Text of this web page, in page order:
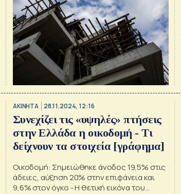
ΑΚΙΝΗΤΑ 28.11.2024, 12:16
Συνεχίζει τις «υψηλές» πτήσεις
στην Ελλάδα η οικοδομή - Τι
δείχνουν τα στοιχεία [γράφημα]
Οικοδομή: Σημειώθηκε άνοδος 19,5% στις
άδειες, αύξηση 20% στην επιφάνεια και
9,6% στον όγκο - Η θετική εικόνα του